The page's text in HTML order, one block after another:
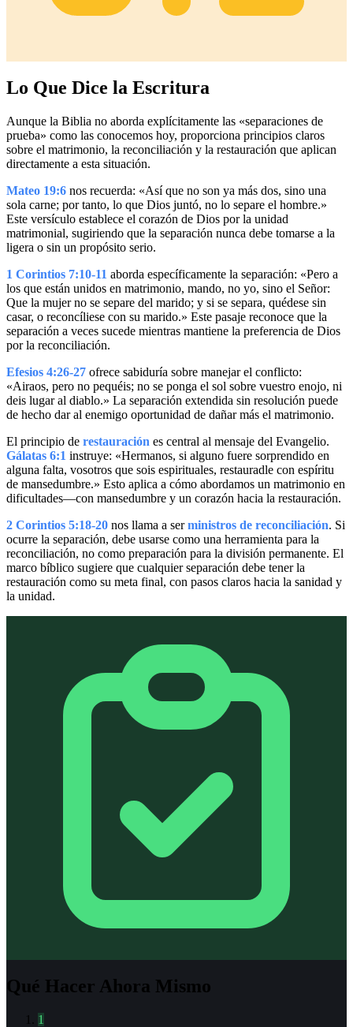
Lo Que Dice la Escritura
Aunque la Biblia no aborda explícitamente las «separaciones de
prueba» como las conocemos hoy, proporciona principios claros
sobre el matrimonio, la reconciliación y la restauración que aplican
directamente a esta situación.
Mateo 19:6 nos recuerda: «Así que no son ya más dos, sino una
sola carne; por tanto, lo que Dios juntó, no lo separe el hombre.»
Este versículo establece el corazón de Dios por la unidad
matrimonial, sugiriendo que la separación nunca debe tomarse a la
ligera o sin un propósito serio.
1 Corintios 7:10-11 aborda específicamente la separación: «Pero a
los que están unidos en matrimonio, mando, no yo, sino el Señor:
Que la mujer no se separe del marido; y si se separa, quédese sin
casar, o reconcíliese con su marido.» Este pasaje reconoce que la
separación a veces sucede mientras mantiene la preferencia de Dios
por la reconciliación.
Efesios 4:26-27 ofrece sabiduría sobre manejar el conflicto:
«Airaos, pero no pequéis; no se ponga el sol sobre vuestro enojo, ni
deis lugar al diablo.» La separación extendida sin resolución puede
de hecho dar al enemigo oportunidad de dañar más el matrimonio.
El principio de restauración es central al mensaje del Evangelio.
Gálatas 6:1 instruye: «Hermanos, si alguno fuere sorprendido en
alguna falta, vosotros que sois espirituales, restauradle con espíritu
de mansedumbre.» Esto aplica a cómo abordamos un matrimonio en
dificultades—con mansedumbre y un corazón hacia la restauración.
2 Corintios 5:18-20 nos llama a serministros de reconciliación. Si
ocurre la separación, debe usarse como una herramienta para la
reconciliación, no como preparación para la división permanente. El
marco bíblico sugiere que cualquier separación debe tener la
restauración como su meta final, con pasos claros hacia la sanidad y
la unidad.
Qué Hacer Ahora Mismo
1